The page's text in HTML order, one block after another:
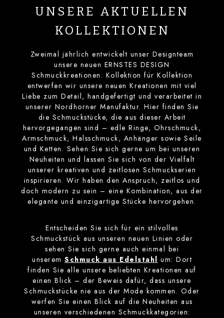
UNSERE AKTUELLEN
KOLLEKTIONEN
Zweimal jährlich entwickelt unser Designteam
unsere neuen ERNSTES DESIGN
Schmuckkreationen. Kollektion für Kollektion
entwerfen wir unsere neuen Kreationen mit viel
Liebe zum Detail, handgefertigt und verarbeitet in
unserer Nordhorner Manufaktur. Hier finden Sie
die Schmuckstücke, die aus dieser Arbeit
hervorgegangen sind – edle Ringe, Ohrschmuck,
Armschmuck, Halsschmuck, Anhänger sowie Seile
und Ketten. Sehen Sie sich gerne um bei unseren
Neuheiten und lassen Sie sich von der Vielfalt
unserer kreativen und zeitlosen Schmuckserien
inspirieren. Wir haben den Anspruch, zeitlos und
doch modern zu sein – eine Kombination, aus der
elegante und einzigartige Stücke hervorgehen.
Entscheiden Sie sich für ein stilvolles
Schmuckstück aus unseren neuen Linien oder
sehen Sie sich gerne auch einmal bei
unserem Schmuck aus Edelstahl um: Dort
finden Sie alle unsere beliebten Kreationen auf
einen Blick – der Beweis dafür, dass unsere
Schmuckstücke nie aus der Mode kommen. Oder
werfen Sie einen Blick auf die Neuheiten aus
unseren verschiedenen Schmuckkategorien: